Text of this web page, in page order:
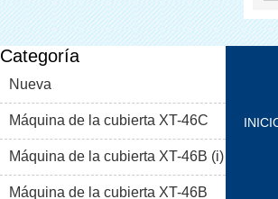
Categoría
Nueva
Máquina de la cubierta XT-46C
Máquina de la cubierta XT-46B (i)
Máquina de la cubierta XT-46B